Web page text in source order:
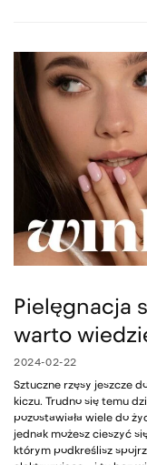
Pielęgnacja
warto
2024-02-22
Sztuczne rzęsy jeszcze
kiczu. Trudno się temu
pozostawiała wiele do
jednak możesz cieszyć
którym podkreślisz